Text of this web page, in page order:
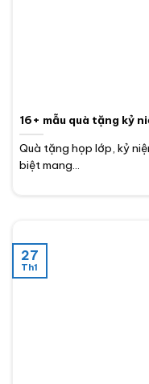
16+ mẫu quà tặng kỷ
Quà tặng họp lớp, kỷ
biệt mang...
27
Th1